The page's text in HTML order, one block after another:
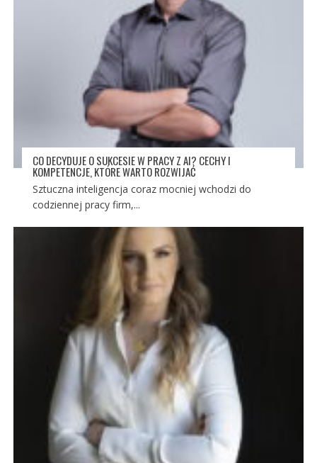
CO DECYDUJE O SUKCESIE W PRACY Z AI? CECHY I
KOMPETENCJE, KTÓRE WARTO ROZWIJAĆ
Sztuczna inteligencja coraz mocniej wchodzi do
codziennej pracy firm,...